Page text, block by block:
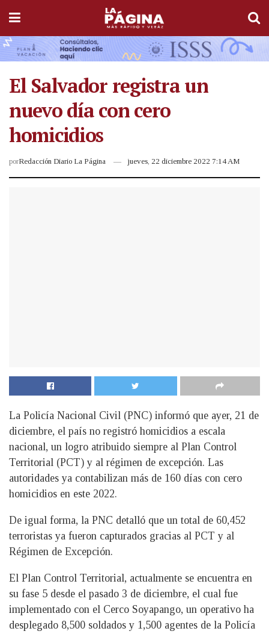
El Salvador registra un
nuevo día con cero
homicidios
porRedacción Diario La Página jueves, 22 diciembre 2022 7:14 AM
La Policía Nacional Civil (PNC) informó que ayer, 21 de
diciembre, el país no registró homicidios a escala
nacional, un logro atribuido siempre al Plan Control
Territorial (PCT) y al régimen de excepción. Las
autoridades ya contabilizan más de 160 días con cero
homicidios en este 2022.
De igual forma, la PNC detalló que un total de 60,452
terroristas ya fueron capturados gracias al PCT y al
Régimen de Excepción.
El Plan Control Territorial, actualmente se encuentra en
su fase 5 desde el pasado 3 de diciembre, el cual fue
implementado con el Cerco Soyapango, un operativo ha
desplegado 8,500 soldados y 1,500 agentes de la Policía